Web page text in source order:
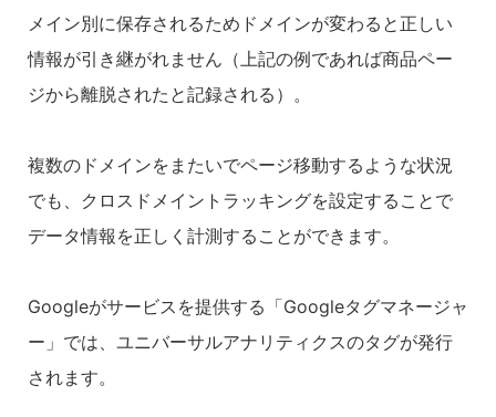
メイン別に保存されるためドメインが変わると正しい
情報が引き継がれません（上記の例であれば商品ペー
ジから離脱されたと記録される）。
複数のドメインをまたいでページ移動するような状況
でも、クロスドメイントラッキングを設定することで
データ情報を正しく計測することができます。
Googleがサービスを提供する「Googleタグマネージャ
ー」では、ユニバーサルアナリティクスのタグが発行
されます。